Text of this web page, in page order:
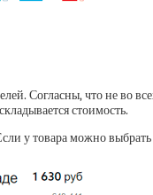
Согласны, что не
стоимость.
у товара можно